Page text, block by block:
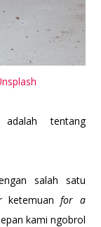
tentang
salah satu
ketemuanfor a
kami ngobrol